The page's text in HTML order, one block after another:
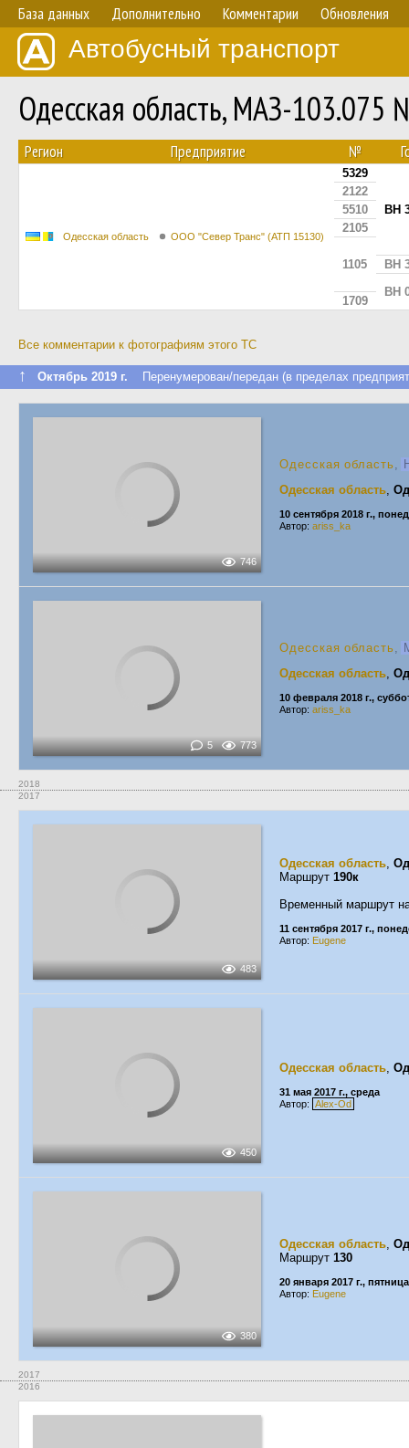
База данных Дополнительно Комментарии Обновления
Автобусный транспорт
Одесская область, МАЗ-
Регион Предприятие №
Одесская область ООО "Север Транс" (АТП 15130)
5329
BH
2122
5510
2105
1105
BH
BH
1709
Все комментарии к фотографиям этого ТС
↑ Октябрь 2019 г. Перенумерован/передан (в пределах
746
Одесская область,
Одесская область,
10 сентября 2018 г.,
Автор: ariss_ka
5 773
Одесская область,
Одесская область,
10 февраля 2018 г.,
Автор: ariss_ka
2018
2017
483
Одесская область,
Маршрут 190к
Временный маршрут
11 сентября 2017 г.,
Автор: Eugene
450
Одесская область,
31 мая 2017 г., среда
Автор: Alex-Od
380
Одесская область,
Маршрут 130
20 января 2017 г., пятница
Автор: Eugene
2017
2016